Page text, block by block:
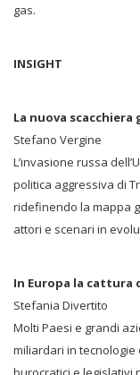
gas.
INSIGHT
La nuova
Stefano Vergine
L’invasione russa
politica aggressiva di
ridefinendo la mappa
attori e scenari in
In Europa la cattura
Stefania Divertito
Molti Paesi e grandi
miliardari in tecnologie